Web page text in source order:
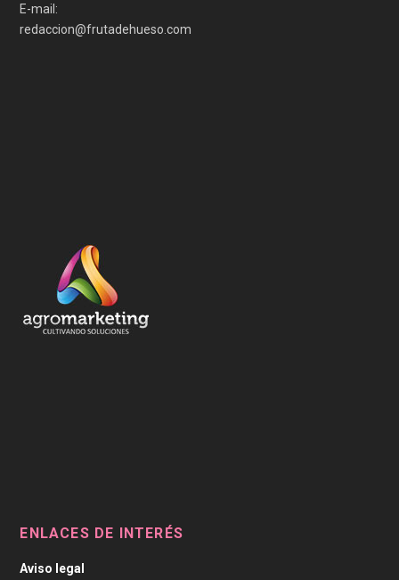
E-mail:
redaccion@frutadehueso.com
ENLACES DE INTERÉS
Aviso legal